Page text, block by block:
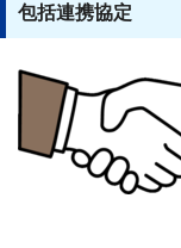
包括連携協定